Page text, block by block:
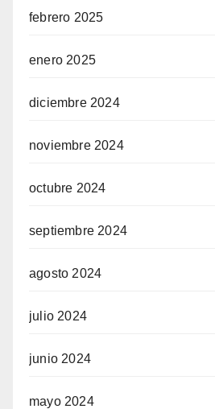
siteler
febrero 2025
enero 2025
diciembre 2024
noviembre 2024
octubre 2024
septiembre 2024
agosto 2024
julio 2024
junio 2024
mayo 2024